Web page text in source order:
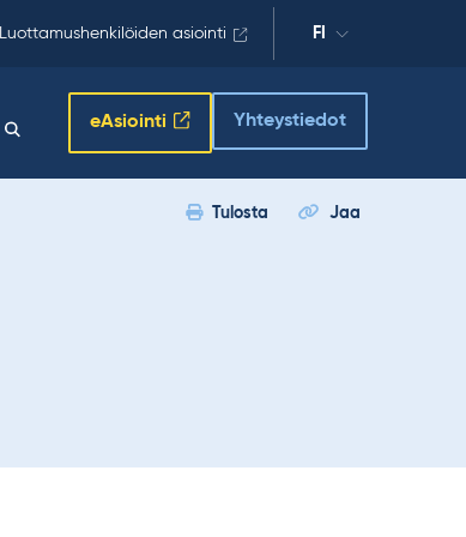
Luottamushenkilöiden asiointi FI
eAsiointi Yhteystiedot
Tulosta Jaa